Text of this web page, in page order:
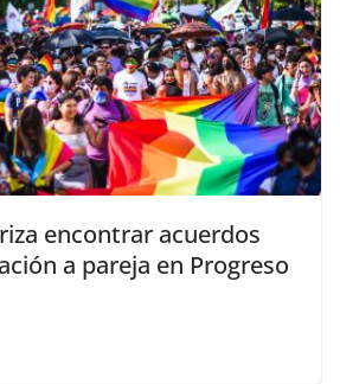
encontrar acuerdos
a pareja en Progreso